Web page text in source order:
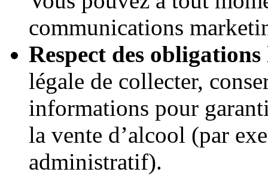
communications
Respect des obligations
légale de collecter,
informations pour
la vente d’alcool (par
administratif).